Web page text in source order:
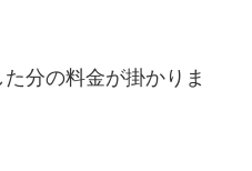
分の料金が掛かりま